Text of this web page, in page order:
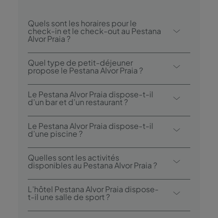
Quels sont les horaires pour le
check-in et le check-out au Pestana
Alvor Praia ?
Le check-in au Pestana Alvor Praia se fait à
partir de 15h00, et le check-out est
Quel type de petit-déjeuner
propose le Pestana Alvor Praia ?
Les options de petit-déjeuner incluent un
buffet.
Le Pestana Alvor Praia dispose-t-il
d’un bar et d’un restaurant ?
Le Pestana Alvor Praia dispose d'un
restaurant : Almofariz. L'hôtel dispose
le Bar Oceano.
Le Pestana Alvor Praia dispose-t-il
d’une piscine ?
Oui, l’hôtel dispose d’une piscine extérieure
classique, d’une piscine extérieure pour les
(28º).
Quelles sont les activités
disponibles au Pestana Alvor Praia ?
Le Pestana Alvor Praia propose les
activités/services suivants (des frais
L’hôtel Pestana Alvor Praia dispose-
t-il une salle de sport ?